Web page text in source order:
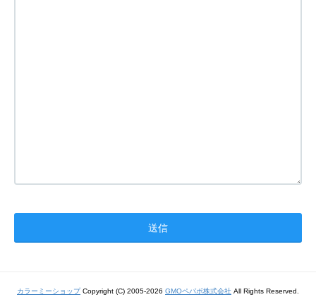
カラーミーショップCopyright (C) 2005-2026 GMOペパボ株式会社 All Rights Reserved.